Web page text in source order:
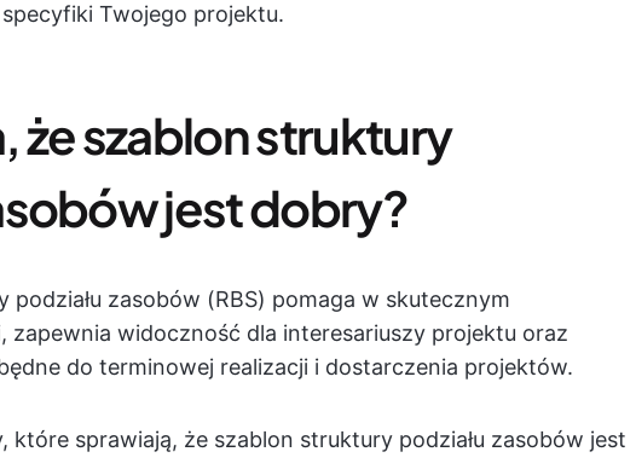
Twojego projektu.
że szablon struktury
jest dobry?
podziału zasobów (RBS) pomaga w skutecznym
zapewnia widoczność dla interesariuszy projektu oraz
do terminowej realizacji i dostarczenia projektów.
które sprawiają, że szablon struktury podziału zasobów jest